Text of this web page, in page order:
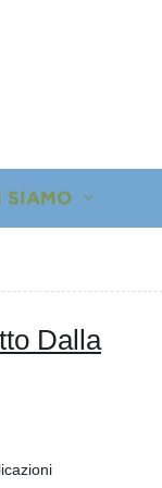
SIAMO
Dalla